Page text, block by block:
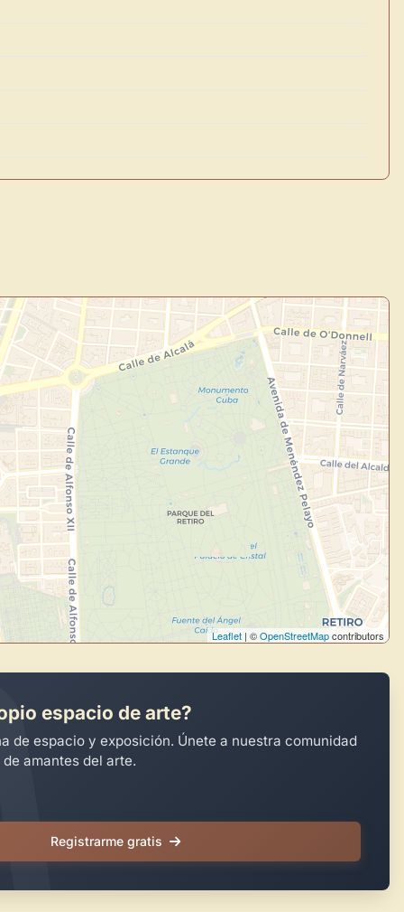
Leaflet | ©OpenStreetMapcontributors
espacio de arte?
de espacio y exposición. Únete a nuestra comunidad
amantes del arte.
Registrarme gratis
Explorar obras